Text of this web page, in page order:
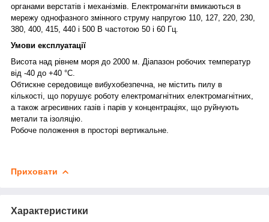
органами верстатів і механізмів. Електромагніти вмикаються в
мережу однофазного змінного струму напругою 110, 127, 220, 230,
380, 400, 415, 440 і 500 В частотою 50 і 60 Гц.
Умови експлуатації
Висота над рівнем моря до 2000 м. Діапазон робочих температур
від -40 до +40 °C.
Обтискне середовище вибухобезпечна, не містить пилу в
кількості, що порушує роботу електромагнітних електромагнітних,
а також агресивних газів і парів у концентраціях, що руйнують
метали та ізоляцію.
Робоче положення в просторі вертикальне.
Приховати
Характеристики